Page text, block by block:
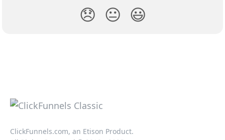
😞 😐 😃
ClickFunnels.com, an Etison Product.